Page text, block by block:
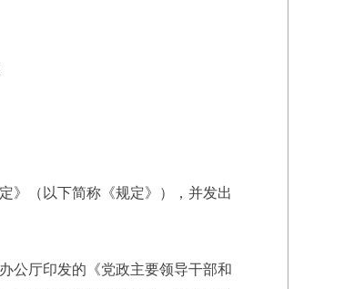
（以下简称《规定》），并发出
公厅印发的《党政主要领导干部和